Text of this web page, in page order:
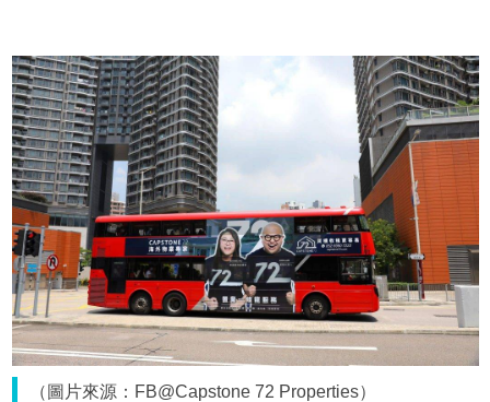
（圖片來源：FB@Capstone 72 Properties）